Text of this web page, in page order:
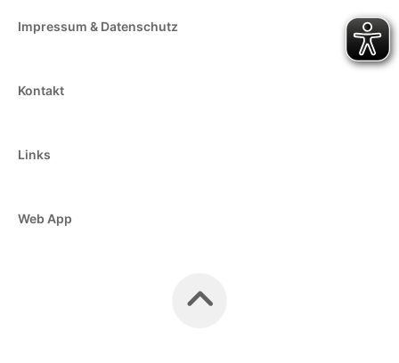
Impressum & Datenschutz
Kontakt
Links
Web App